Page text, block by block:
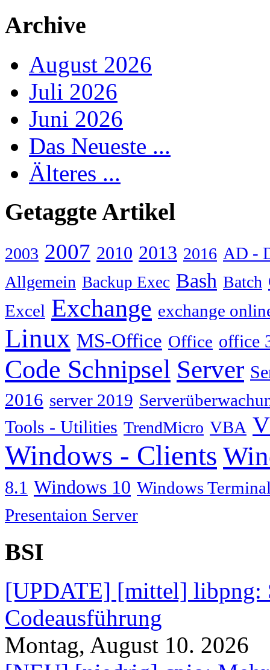
Archive
August 2026
Juli 2026
Juni 2026
Das Neueste ...
Älteres ...
Getaggte Artikel
2003 2007 2010 2013 2016 AD -
Allgemein Backup Exec Bash Batch
Excel Exchange exchange
Linux MS-Office Office office
Code Schnipsel Server
2016 server 2019
Tools - Utilities TrendMicro VBA
Windows - Clients
8.1 Windows 10 Windows
Presentaion Server
BSI
[UPDATE] [mittel] libpng:
Codeausführung
Montag, August 10. 2026